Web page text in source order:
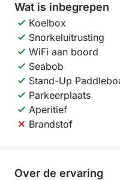
Wat is inbegrepen
Koelbox
Snorkeluitrusting
WiFi aan boord
Seabob
Stand-Up
Parkeerplaats
Aperitief
Brandstof
Over de ervaring